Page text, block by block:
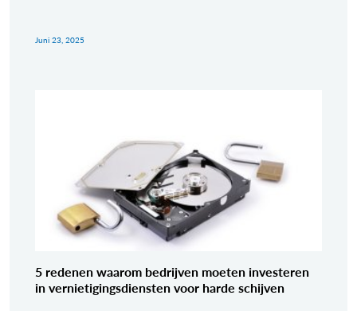
Juni 23, 2025
5 redenen waarom bedrijven moeten investeren
in vernietigingsdiensten voor harde schijven